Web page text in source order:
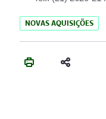
NOVAS AQUISIÇÕES